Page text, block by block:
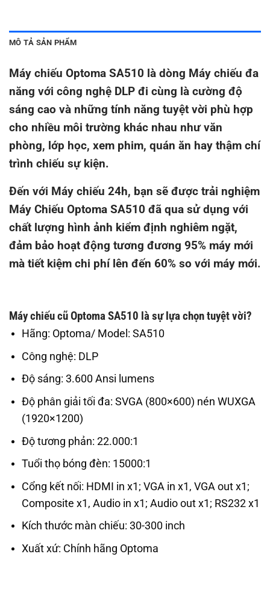
MÔ TẢ SẢN PHẨM
Máy chiếu Optoma SA510 là dòng Máy chiếu đa
năng với công nghệ DLP đi cùng là cường độ
sáng cao và những tính năng tuyệt vời phù hợp
cho nhiều môi trường khác nhau như văn
phòng, lớp học, xem phim, quán ăn hay thậm chí
trình chiếu sự kiện.
Đến với Máy chiếu 24h, bạn sẽ được trải nghiệm
Máy Chiếu Optoma SA510 đã qua sử dụng với
chất lượng hình ảnh kiểm định nghiêm ngặt,
đảm bảo hoạt động tương đương 95% máy mới
mà tiết kiệm chi phí lên đến 60% so với máy mới.
Máy chiếu cũ Optoma SA510 là sự lựa chọn tuyệt vời?
Hãng: Optoma/ Model: SA510
Công nghệ: DLP
Độ sáng: 3.600 Ansi lumens
Độ phân giải tối đa: SVGA (800×600) nén WUXGA
(1920×1200)
Độ tương phản: 22.000:1
Tuổi thọ bóng đèn: 15000:1
Cổng kết nối: HDMI in x1; VGA in x1, VGA out x1;
Composite x1, Audio in x1; Audio out x1; RS232 x1
Kích thước màn chiếu: 30-300 inch
Xuất xứ: Chính hãng Optoma